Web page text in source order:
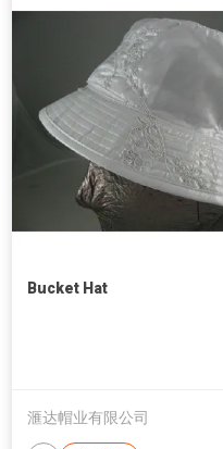
Bucket Hat
滙达帽业有限公司